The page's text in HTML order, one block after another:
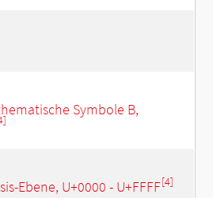
Symbole B,
Ebene, U+0000 - U+FFFF[4]